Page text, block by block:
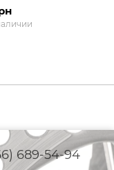
689-54-94